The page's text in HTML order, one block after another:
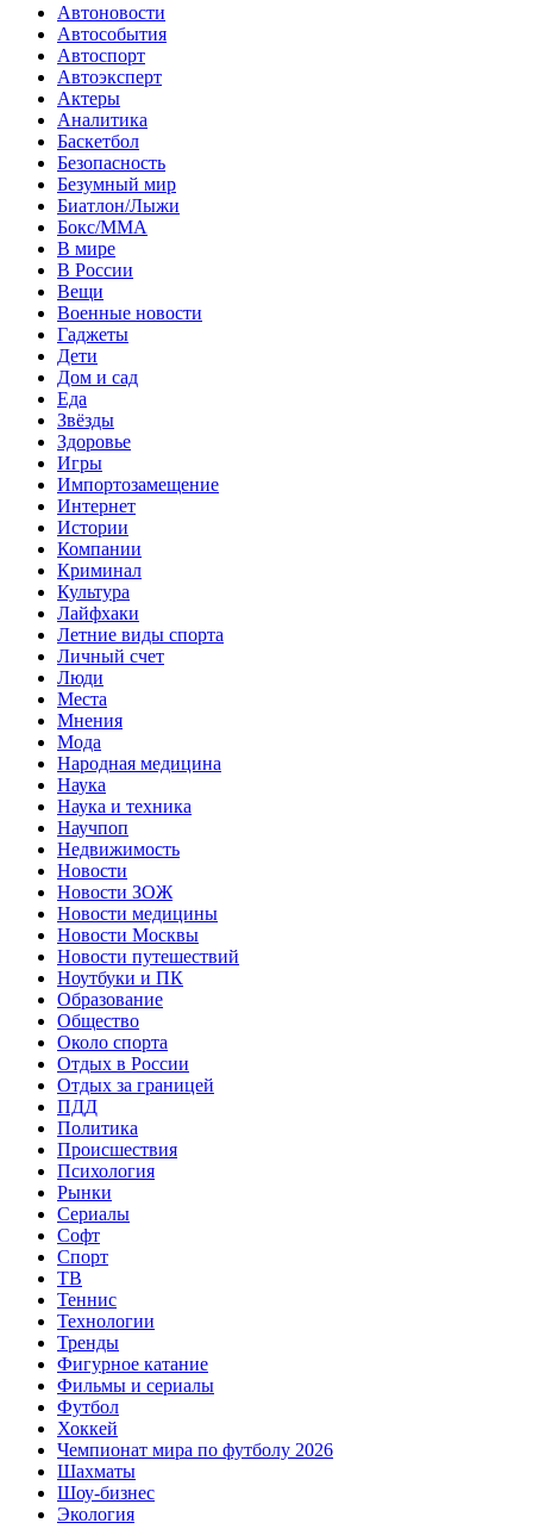
Автоновости
Автособытия
Автоспорт
Автоэксперт
Актеры
Аналитика
Баскетбол
Безопасность
Безумный мир
Биатлон/Лыжи
Бокс/MMA
В мире
В России
Вещи
Военные новости
Гаджеты
Дети
Дом и сад
Еда
Звёзды
Здоровье
Игры
Импортозамещение
Интернет
Истории
Компании
Криминал
Культура
Лайфхаки
Летние виды спорта
Личный счет
Люди
Места
Мнения
Мода
Народная медицина
Наука
Наука и техника
Научпоп
Недвижимость
Новости
Новости ЗОЖ
Новости медицины
Новости Москвы
Новости путешествий
Ноутбуки и ПК
Образование
Общество
Около спорта
Отдых в России
Отдых за границей
ПДД
Политика
Происшествия
Психология
Рынки
Сериалы
Софт
Спорт
ТВ
Теннис
Технологии
Тренды
Фигурное катание
Фильмы и сериалы
Футбол
Хоккей
Чемпионат мира по футболу 2026
Шахматы
Шоу-бизнес
Экология